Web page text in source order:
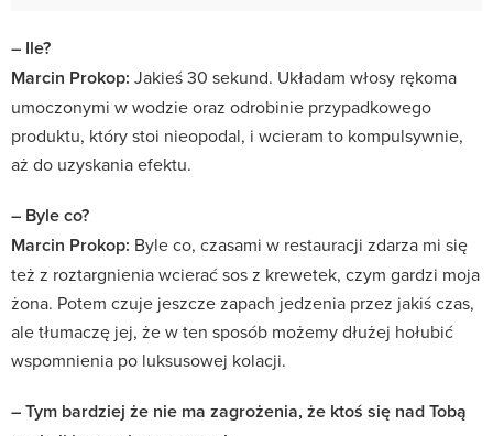
– Ile?
Marcin Prokop: Jakieś 30 sekund. Układam włosy rękoma
umoczonymi w wodzie oraz odrobinie przypadkowego
produktu, który stoi nieopodal, i wcieram to kompulsywnie,
aż do uzyskania efektu.
– Byle co?
Marcin Prokop: Byle co, czasami w restauracji zdarza mi się
też z roztargnienia wcierać sos z krewetek, czym gardzi moja
żona. Potem czuje jeszcze zapach jedzenia przez jakiś czas,
ale tłumaczę jej, że w ten sposób możemy dłużej hołubić
wspomnienia po luksusowej kolacji.
– Tym bardziej że nie ma zagrożenia, że ktoś się nad Tobą